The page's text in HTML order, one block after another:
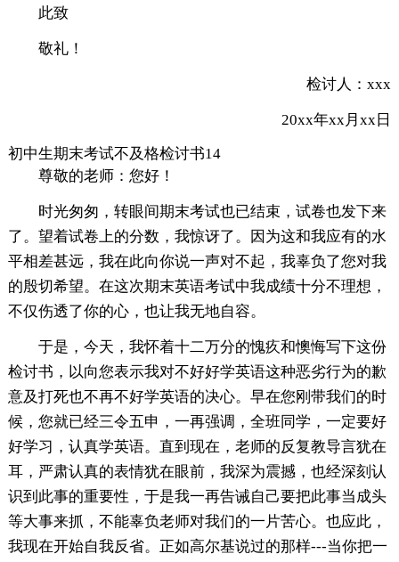
此致
敬礼！
检讨人：xxx
20xx年xx月xx日
初中生期末考试不及格检讨书14
尊敬的老师：您好！
时光匆匆，转眼间期末考试也已结束，试卷也发下来
了。望着试卷上的分数，我惊讶了。因为这和我应有的水
平相差甚远，我在此向你说一声对不起，我辜负了您对我
的殷切希望。在这次期末英语考试中我成绩十分不理想，
不仅伤透了你的心，也让我无地自容。
于是，今天，我怀着十二万分的愧疚和懊悔写下这份
检讨书，以向您表示我对不好好学英语这种恶劣行为的歉
意及打死也不再不好学英语的决心。早在您刚带我们的时
候，您就已经三令五申，一再强调，全班同学，一定要好
好学习，认真学英语。直到现在，老师的反复教导言犹在
耳，严肃认真的表情犹在眼前，我深为震撼，也经深刻认
识到此事的重要性，于是我一再告诫自己要把此事当成头
等大事来抓，不能辜负老师对我们的一片苦心。也应此，
我现在开始自我反省。正如高尔基说过的那样---当你把一